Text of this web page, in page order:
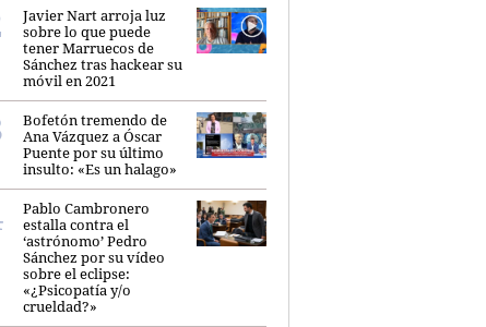
Javier Nart arroja luz
sobre lo que puede
tener Marruecos de
Sánchez tras hackear su
móvil en 2021
Bofetón tremendo de
Ana Vázquez a Óscar
Puente por su último
insulto: «Es un halago»
Pablo Cambronero
estalla contra el
‘astrónomo’ Pedro
Sánchez por su vídeo
sobre el eclipse:
«¿Psicopatía y/o
crueldad?»